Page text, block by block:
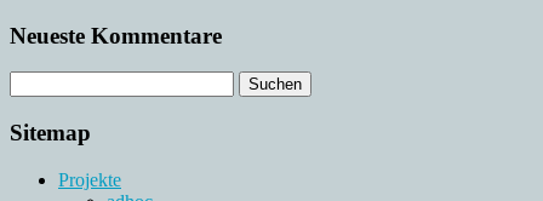
Neueste Kommentare
Sitemap
Projekte